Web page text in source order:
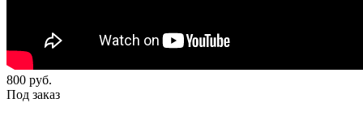
800 руб.
Под заказ